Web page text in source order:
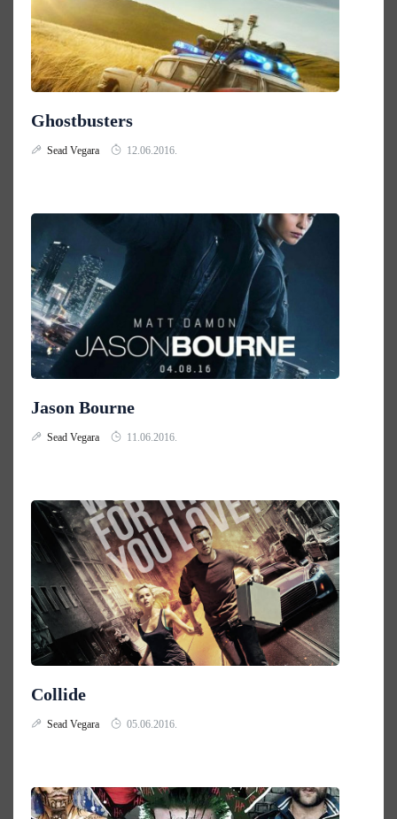
Ghostbusters
Sead Vegara 12.06.2016.
Jason Bourne
Sead Vegara 11.06.2016.
Collide
Sead Vegara 05.06.2016.